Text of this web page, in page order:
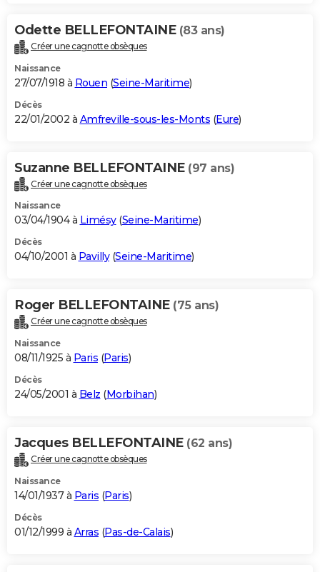
Odette BELLEFONTAINE (83 ans)
Créer une cagnotte obsèques
Naissance
27/07/1918 à Rouen (Seine-Maritime)
Décès
22/01/2002 à Amfreville-sous-les-Monts (Eure)
Suzanne BELLEFONTAINE (97 ans)
Créer une cagnotte obsèques
Naissance
03/04/1904 à Limésy(Seine-Maritime)
Décès
04/10/2001 à Pavilly(Seine-Maritime)
Roger BELLEFONTAINE (75 ans)
Créer une cagnotte obsèques
Naissance
08/11/1925 à Paris (Paris)
Décès
24/05/2001 à Belz (Morbihan)
Jacques BELLEFONTAINE (62 ans)
Créer une cagnotte obsèques
Naissance
14/01/1937 à Paris (Paris)
Décès
01/12/1999 à Arras (Pas-de-Calais)